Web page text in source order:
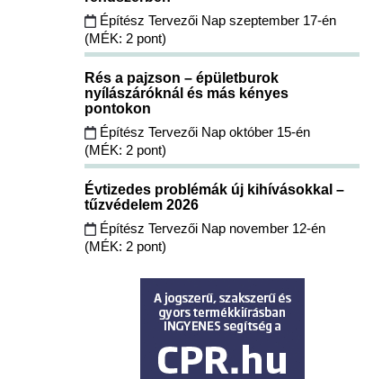
Építész Tervezői Nap szeptember 17-én
(MÉK: 2 pont)
Rés a pajzson – épületburok
nyílászáróknál és más kényes
pontokon
Építész Tervezői Nap október 15-én
(MÉK: 2 pont)
Évtizedes problémák új kihívásokkal –
tűzvédelem 2026
Építész Tervezői Nap november 12-én
(MÉK: 2 pont)